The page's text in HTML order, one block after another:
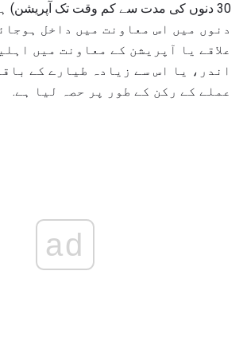
دنوں میں اس معاونت میں داخل
علاقے یا آپریشن کے معاونت میں
اندر، یا اس سے زیادہ طیارے کے
عملے کے رکن کے طور پر حصہ لیا ہے.
ad